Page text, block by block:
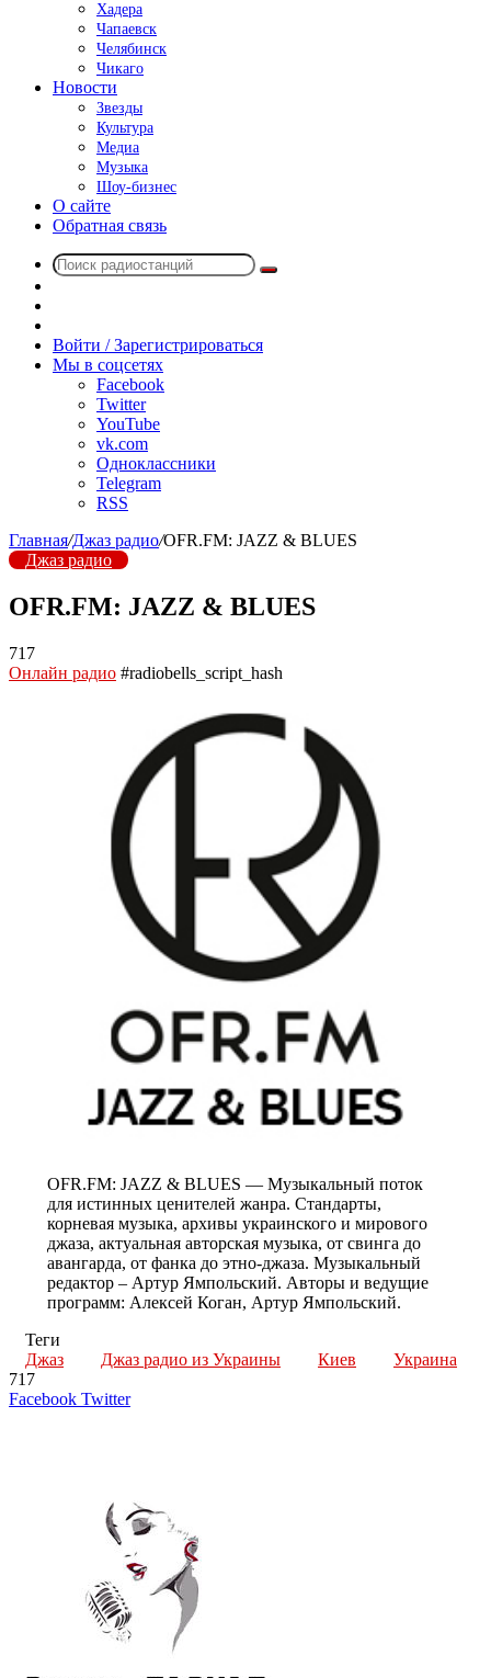
Хадера
Чапаевск
Челябинск
Чикаго
Новости
Звезды
Культура
Медиа
Музыка
Шоу-бизнес
О сайте
Обратная связь
Поиск
радио
Войти / Зарегистрироваться
Мы в соцсетях
Facebook
Twitter
YouTube
vk.com
Одноклассники
Telegram
RSS
Главная/Джаз радио/OFR.FM: JAZZ & BLUES
Джаз радио
OFR.FM: JAZZ & BLUES
717
Онлайн радио #radiobells_script_hash
OFR.FM: JAZZ & BLUES — Музыкальный поток
для истинных ценителей жанра. Стандарты,
корневая музыка, архивы украинского и мирового
джаза, актуальная авторская музыка, от свинга до
авангарда, от фанка до этно-джаза. Музыкальный
редактор – Артур Ямпольский. Авторы и ведущие
программ: Алексей Коган, Артур Ямпольский.
Теги
Джаз
Джаз радио из Украины Киев
Украина
717
Facebook TwitterLinkedIn
Tumblr
Reddit
Вконтакте
Одноклассники
Skype
Messenger
Messenger
WhatsApp
Telegram
Viber
Line
Поделиться
Печатать